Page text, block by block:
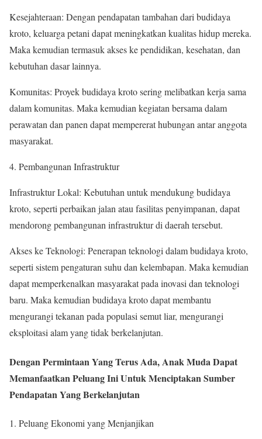
Kesejahteraan: Dengan pendapatan tambahan dari budidaya
kroto, keluarga petani dapat meningkatkan kualitas hidup mereka.
Maka kemudian termasuk akses ke pendidikan, kesehatan, dan
kebutuhan dasar lainnya.
Komunitas: Proyek budidaya kroto sering melibatkan kerja sama
dalam komunitas. Maka kemudian kegiatan bersama dalam
perawatan dan panen dapat mempererat hubungan antar anggota
masyarakat.
4. Pembangunan Infrastruktur
Infrastruktur Lokal: Kebutuhan untuk mendukung budidaya
kroto, seperti perbaikan jalan atau fasilitas penyimpanan, dapat
mendorong pembangunan infrastruktur di daerah tersebut.
Akses ke Teknologi: Penerapan teknologi dalam budidaya kroto,
seperti sistem pengaturan suhu dan kelembapan. Maka kemudian
dapat memperkenalkan masyarakat pada inovasi dan teknologi
baru. Maka kemudian budidaya kroto dapat membantu
mengurangi tekanan pada populasi semut liar, mengurangi
eksploitasi alam yang tidak berkelanjutan.
Dengan Permintaan Yang Terus Ada, Anak Muda Dapat
Memanfaatkan Peluang Ini Untuk Menciptakan Sumber
Pendapatan Yang Berkelanjutan
1. Peluang Ekonomi yang Menjanjikan